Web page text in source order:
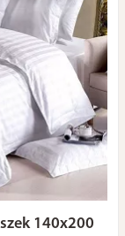
140x200